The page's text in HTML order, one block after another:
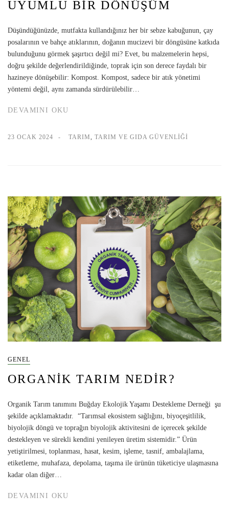
UYUMLU BIR DÖNÜŞÜM
Düşündüğünüzde, mutfakta kullandığınız her bir sebze kabuğunun, çay
posalarının ve bahçe atıklarının, doğanın mucizevi bir döngüsüne katkıda
bulunduğunu görmek şaşırtıcı değil mi? Evet, bu malzemelerin hepsi,
doğru şekilde değerlendirildiğinde, toprak için son derece faydalı bir
hazineye dönüşebilir: Kompost. Kompost, sadece bir atık yönetimi
yöntemi değil, aynı zamanda sürdürülebilir…
DEVAMINI OKU
23 OCAK 2024 TARIM TARIM VE GIDA GÜVENLIĞI
GENEL
ORGANIK TARIM NEDIR?
Organik Tarım tanımını Buğday Ekolojik Yaşamı Destekleme Derneği şu
şekilde açıklamaktadır. “Tarımsal ekosistem sağlığını, biyoçeşitlilik,
biyolojik döngü ve toprağın biyolojik aktivitesini de içerecek şekilde
destekleyen ve sürekli kendini yenileyen üretim sistemidir.” Ürün
yetiştirilmesi, toplanması, hasat, kesim, işleme, tasnif, ambalajlama,
etiketleme, muhafaza, depolama, taşıma ile ürünün tüketiciye ulaşmasına
kadar olan diğer…
DEVAMINI OKU